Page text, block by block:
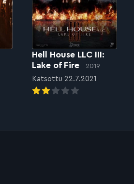
Hell House LLC III:
Lake of Fire
2019
Katsottu 22.7.2021